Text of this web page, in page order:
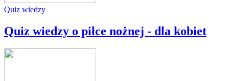
Quiz wiedzy
Quiz wiedzy o piłce nożnej - dla kobiet